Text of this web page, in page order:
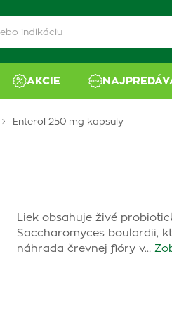
AKCIE
Enterol 250 mg kapsuly
Liek obsahuje živé
Saccharomyces boulardii,
náhrada črevnej flóry v…